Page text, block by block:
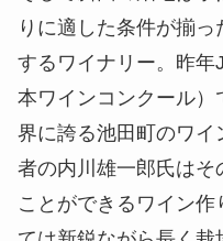
りに適した条件が揃
するワイナリー。昨年
本ワインコンクール
界に誇る池田町のワ
者の内川雄一郎氏はそ
ことができるワイン